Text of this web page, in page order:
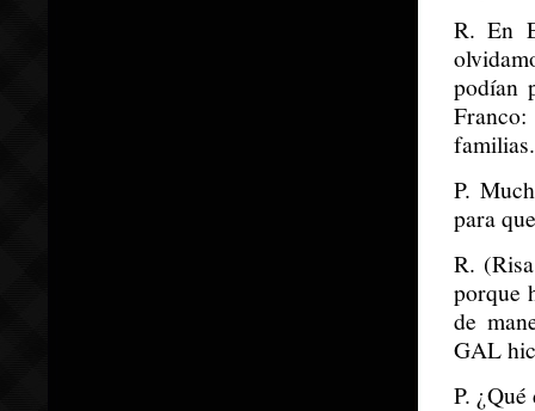
R. En
podían
familias.
P.
para
R.
porque
de
GAL
P.